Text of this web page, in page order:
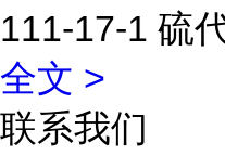
111-17-1 硫
全文 >
联系我们